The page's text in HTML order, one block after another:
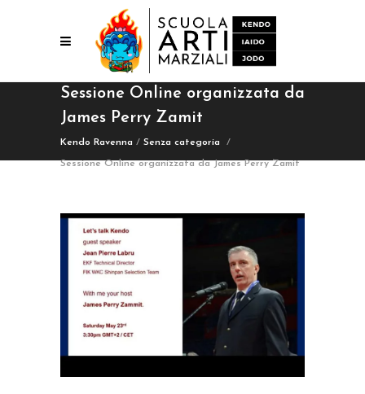
Sessione Online organizzata da
James Perry Zamit
Kendo Ravenna / Senza categoria /
Sessione Online organizzata da James Perry Zamit